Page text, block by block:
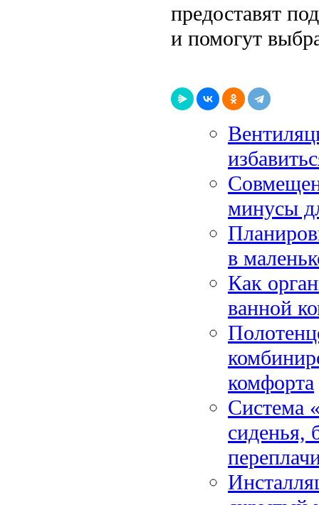
предоставят
и помогут
минусы
в
Как
ванной
комфорта
Система
сиденья,